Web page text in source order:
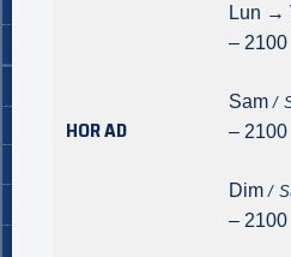
HOR AD
Lun →
– 2100
Sam/
– 2100
Dim/
– 2100